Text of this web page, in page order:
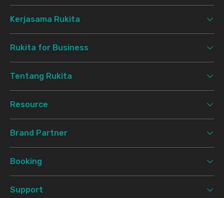
Kerjasama Rukita
Rukita for Business
Tentang Rukita
Resource
Brand Partner
Booking
Support